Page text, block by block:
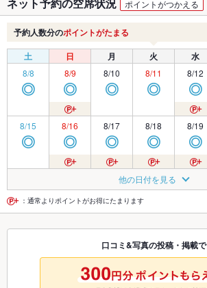
ポイントがつかえる
予約人数分のポイントがたまる
土 日 月 火 水
8/8
◎
8/9
◎
8/10
◎
8/11
◎
8/12
◎
8/15
◎
8/16
◎
8/17
◎
8/18
◎
8/19
◎
◎ ◎
8/24
◎
8/25
◎
8/26
◎
8/29 8/30 8/31
◎
9/1
TEL
9/2
TEL
9/7 9/8 9/9
他の日付を見る
：通常よりポイントがお得にたまります
口コミ&写真の投稿・掲載で